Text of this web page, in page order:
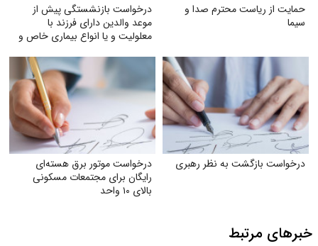
حمایت از ریاست محترم صدا و
سیما
درخواست بازنشستگی پیش از
موعد والدین دارای فرزند با
معلولیت و یا انواع بیماری خاص و
ضایعه نخاعی
درخواست بازگشت به نظر رهبری
درخواست موتور برق هسته‌ای
رایگان برای مجتمعات مسکونی
بالای ۱۰ واحد
خبرهای مرتبط